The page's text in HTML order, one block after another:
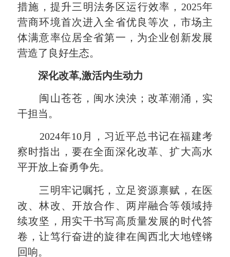
措施，提升三明法务区运行效率，2025年
营商环境首次进入全省优良等次，市场主
体满意率位居全省第一，为企业创新发展
营造了良好生态。
深化改革,激活内生动力
闽山苍苍，闽水泱泱；改革潮涌，实
干担当。
2024年10月，习近平总书记在福建考
察时指出，要在全面深化改革、扩大高水
平开放上奋勇争先。
三明牢记嘱托，立足资源禀赋，在医
改、林改、开放合作、两岸融合等领域持
续攻坚，用实干书写高质量发展的时代答
卷，让笃行奋进的旋律在闽西北大地铿锵
回响。